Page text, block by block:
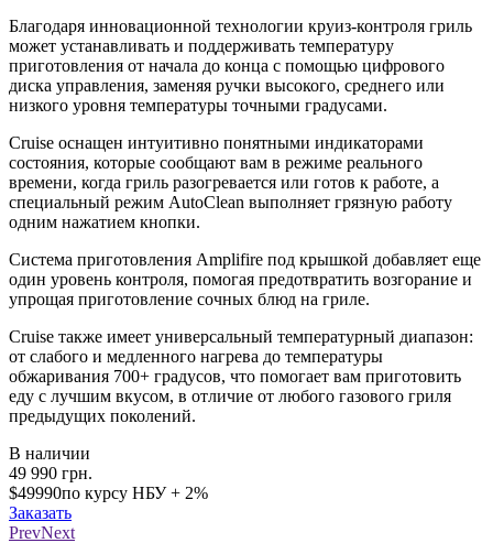
Благодаря инновационной технологии круиз-контроля гриль
может устанавливать и поддерживать температуру
приготовления от начала до конца с помощью цифрового
диска управления, заменяя ручки высокого, среднего или
низкого уровня температуры точными градусами.
Cruise оснащен интуитивно понятными индикаторами
состояния, которые сообщают вам в режиме реального
времени, когда гриль разогревается или готов к работе, а
специальный режим AutoClean выполняет грязную работу
одним нажатием кнопки.
Система приготовления Amplifire под крышкой добавляет еще
один уровень контроля, помогая предотвратить возгорание и
упрощая приготовление сочных блюд на гриле.
Cruise также имеет универсальный температурный диапазон:
от слабого и медленного нагрева до температуры
обжаривания 700+ градусов, что помогает вам приготовить
еду с лучшим вкусом, в отличие от любого газового гриля
предыдущих поколений.
В наличии
49 990 грн.
$49990по курсу НБУ + 2%
Заказать
PrevNext